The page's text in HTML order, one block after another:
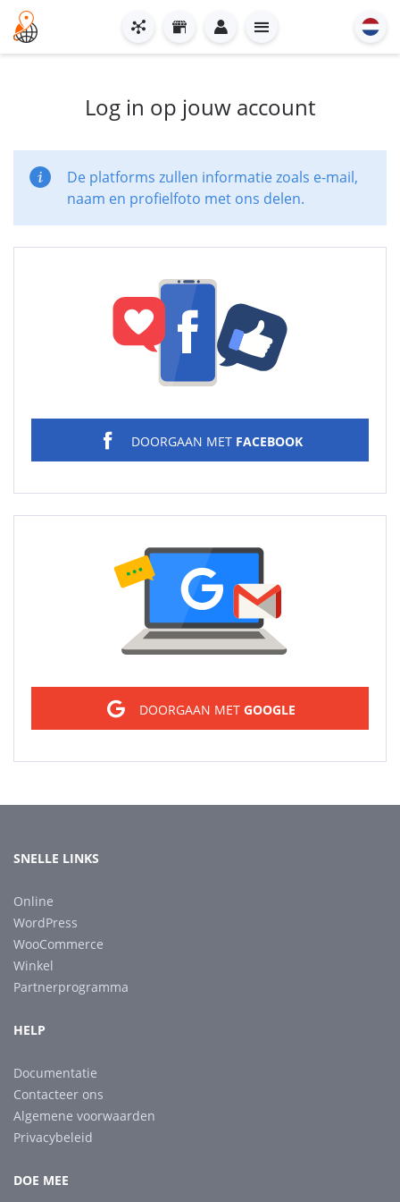
Log in op jouw account
De platforms zullen informatie zoals e-mail,
naam en profielfoto met ons delen.
DOORGAAN MET FACEBOOK
DOORGAAN MET GOOGLE
SNELLE LINKS
Online
WordPress
WooCommerce
Winkel
Partnerprogramma
HELP
Documentatie
Contacteer ons
Algemene voorwaarden
Privacybeleid
DOE MEE